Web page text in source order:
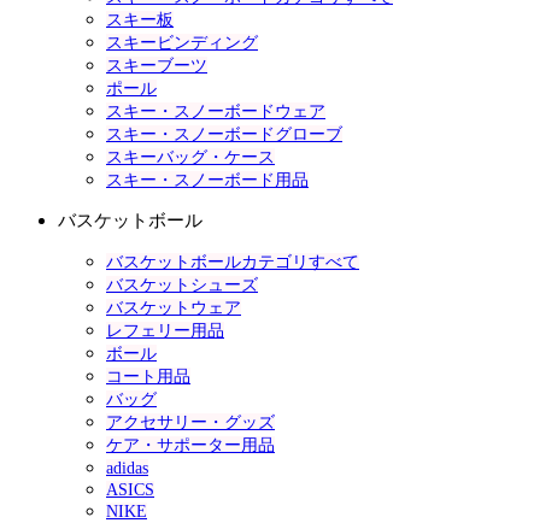
スキー板
スキービンディング
スキーブーツ
ポール
スキー・スノーボードウェア
スキー・スノーボードグローブ
スキーバッグ・ケース
スキー・スノーボード用品
バスケットボール
バスケットボールカテゴリすべて
バスケットシューズ
バスケットウェア
レフェリー用品
ボール
コート用品
バッグ
アクセサリー・グッズ
ケア・サポーター用品
adidas
ASICS
NIKE